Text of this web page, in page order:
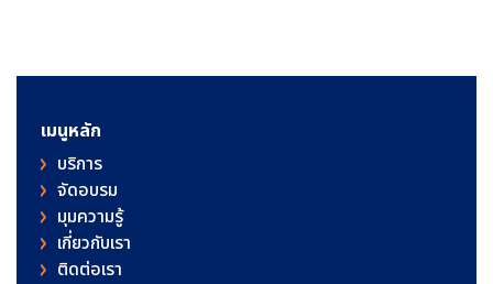
เมนูหลัก
บริการ
จัดอบรม
มุมความรู้
เกี่ยวกับเรา
ติดต่อเรา